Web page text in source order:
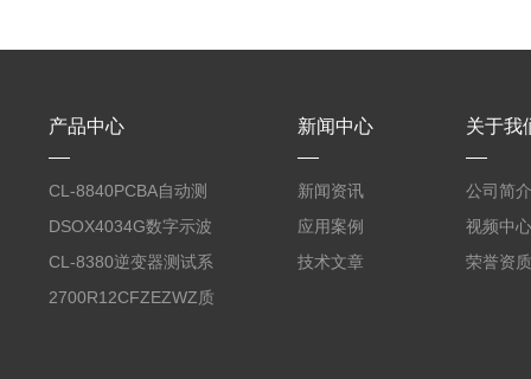
产品中心
CL-8840PCBA自动测
试台系统
DSOX4034G数字示波
器
CL-8380逆变器测试系
统台
2700R12CFZEZWZ质
新闻中心
新闻资讯
应用案例
技术文章
关于我
公司简介
视频中心
荣誉资质